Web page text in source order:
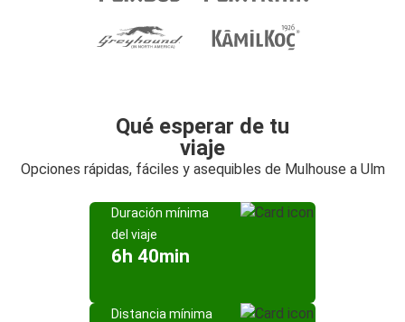
Qué esperar de tu
viaje
Opciones rápidas, fáciles y asequibles de Mulhouse a Ulm
Duración mínima
del viaje
6h 40min
Distancia mínima